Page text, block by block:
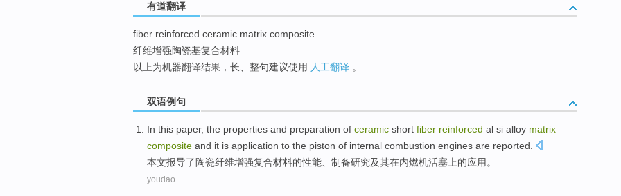
有道翻译
fiber reinforced ceramic matrix composite
纤维增强陶瓷基复合材料
以上为机器翻译结果，长、整句建议使用 人工翻译 。
双语例句
In this paper, the properties and preparation of ceramic short fiber reinforced al si alloy matrix
composite and it is application to the piston of internal combustion engines are reported
本文报导了 陶瓷纤维增强复合材料的性能 制备研究及其在内燃机活塞上的应用 。
youdao